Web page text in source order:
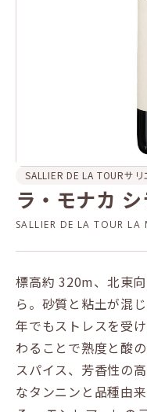
SALLIER DE LA TOURサリ
ラ・モナカ シ
SALLIER DE LA TOUR
標高約 320m、北東
ら。砂質と粘土が混
年でもストレスを受
わることで熟度と酸
スパイス、芳香性の
なタンニンと品種由